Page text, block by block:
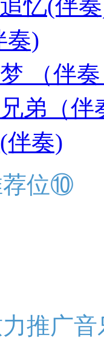
忆(伴
奏)
（伴
弟（伴
伴奏)
荐位⑩
推广